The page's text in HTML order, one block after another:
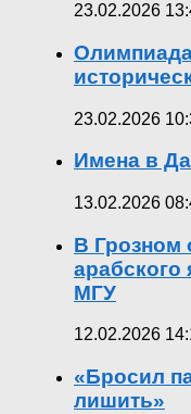
23.02.2026
23.02.2026
Имена в
13.02.2026
В Грозном
арабского
МГУ
12.02.2026
«Бросил
лишить»